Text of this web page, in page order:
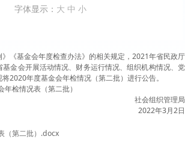
字体显示： 大 中 小
《基金会年度检查办法》的相关规定， 2021年省民政厅
金会开展活动情况、财务运行情况、组织机构情况、党
将2020年度基金会年检情况（第二批）进行公告。
年检情况表（第二批）
社会组织管理局
2022年3月2日
（第二批）.docx